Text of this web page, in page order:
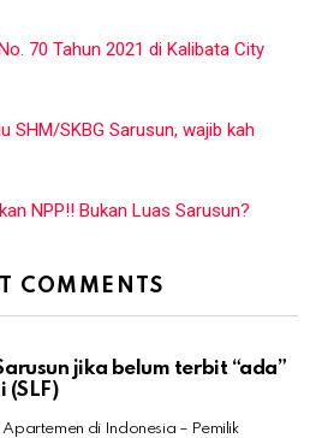
70 Tahun 2021 di Kalibata City
SHM/SKBG Sarusun, wajib kah
NPP!! Bukan Luas Sarusun?
COMMENTS
jika belum terbit “ada”
(SLF)
di Indonesia – Pemilik